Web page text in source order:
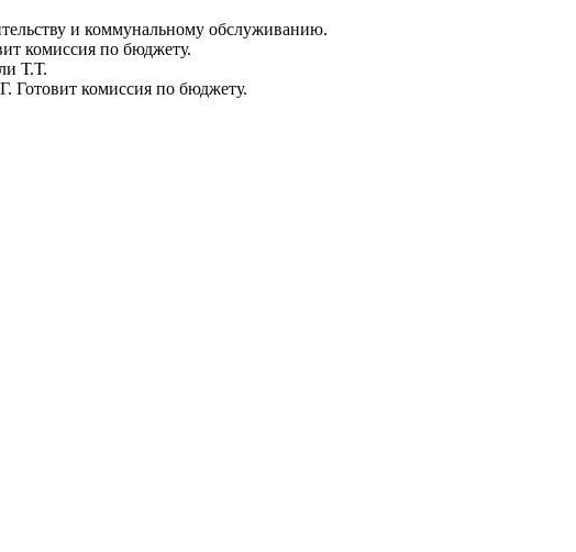
и коммунальному обслуживанию.
комиссия по бюджету.
Т.Т.
Готовит комиссия по бюджету.